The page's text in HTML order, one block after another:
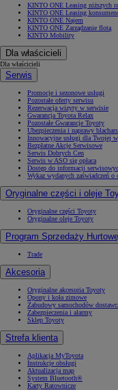
KINTO ONE Leasing niższych
KINTO ONE Leasing
KINTO ONE Najem
KINTO ONE Zarządzanie flotą
KINTO Mobility
Dla właścicieli
Dla właścicieli
Serwis
Promocje i sezonowe usługi
Pozostałe oferty serwisu
Rezerwacja wizyty w serwisie
Gwarancja Toyota Relax
Pozostałe Gwarancje Toyoty
Ubezpieczenia i naprawy
Innowacyjne usługi dla Twojej
Bezpłatne Akcje Serwisowe
Serwis Dobrych Cen
Serwis w ASO się opłaca
Dostęp do informacji
Wykaz wydanych zaświadczeń
Oryginalne części i oleje
Oryginalne części Toyoty
Oryginalne oleje Toyoty
Program Sprzedaży
Trade
Akcesoria
Oryginalne akcesoria Toyoty
Opony i koła zimowe
Zabudowy samochodów
Zabezpieczenia i alarmy
Sklep Toyoty
Strefa klienta
Aplikacja MyToyota
Instrukcje obsługi
Aktualizacja map
System Bluetooth®
Karty Ratownicze